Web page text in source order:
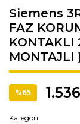
Siemens
FAZ
KONTAKLI
MONTAJLI
%65
Kategori